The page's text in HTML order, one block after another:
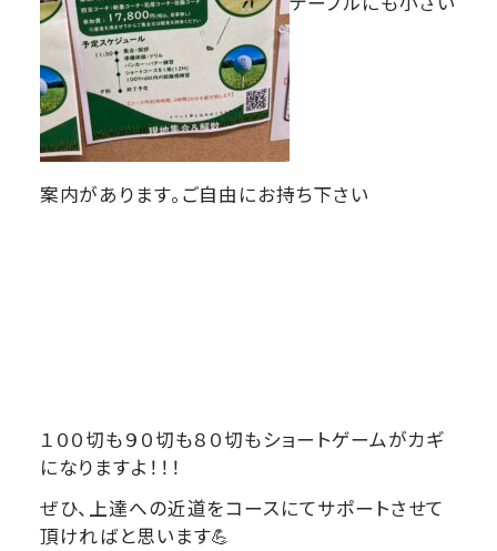
案内があります。ご自由にお持ち下さい
１００切も９０切も８０切もショートゲームがカギ
になりますよ！！！
ぜひ、上達への近道をコースにてサポートさせて
頂ければと思います💪